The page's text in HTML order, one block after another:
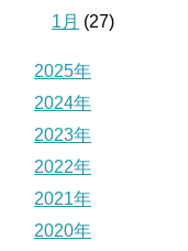
1月 (27)
2025年
2024年
2023年
2022年
2021年
2020年